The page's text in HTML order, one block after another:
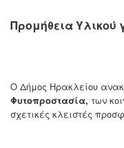
Προμήθεια Υλικού
Ο Δήμος Ηρακλείου
Φυτοπροστασία, των
σχετικές κλειστές